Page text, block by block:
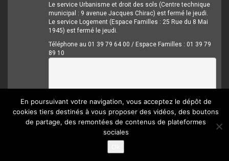
Le service Urbanisme et droit des sols (Centre technique
municipal : 9 avenue Jacques Chirac) est fermé le jeudi.
Le service Logement (Espace Familles : 25 Rue du 8 Mai
1945) est fermé le jeudi.
Téléphone au 01 39 79 64 00 / Espace Familles : 01 39 79
89 10
Crédits
En poursuivant votre navigation, vous acceptez le dépôt de
cookies tiers destinés à vous proposer des vidéos, des boutons
de partage, des remontées de contenus de plateformes
sociales